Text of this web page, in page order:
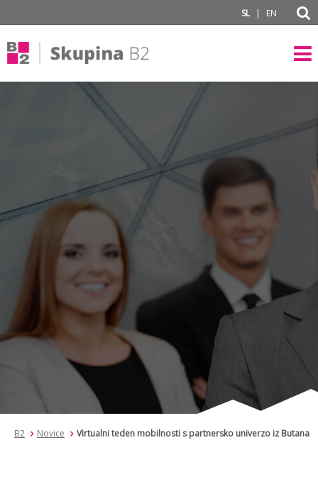
SL | EN
B2 Novice Virtualni teden mobilnosti s partnersko univerzo iz Butana